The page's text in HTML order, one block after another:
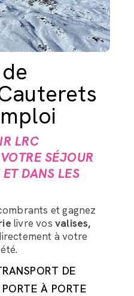
LRC
SÉJOUR
DANS LES
et gagnez
livre vosvalises,
à votre
DE
À PORTE